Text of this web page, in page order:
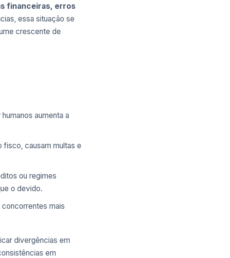
financeiras, erros
essa situação se
crescente de
aumenta a
fisco, causam multas e
ou regimes
o devido.
mais
divergências em
em